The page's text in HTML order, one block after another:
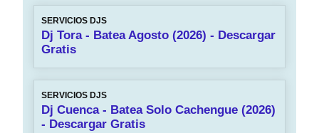
SERVICIOS DJS
Dj Tora - Batea Agosto (2026) - Descargar
Gratis
SERVICIOS DJS
Dj Cuenca - Batea Solo Cachengue (2026)
- Descargar Gratis